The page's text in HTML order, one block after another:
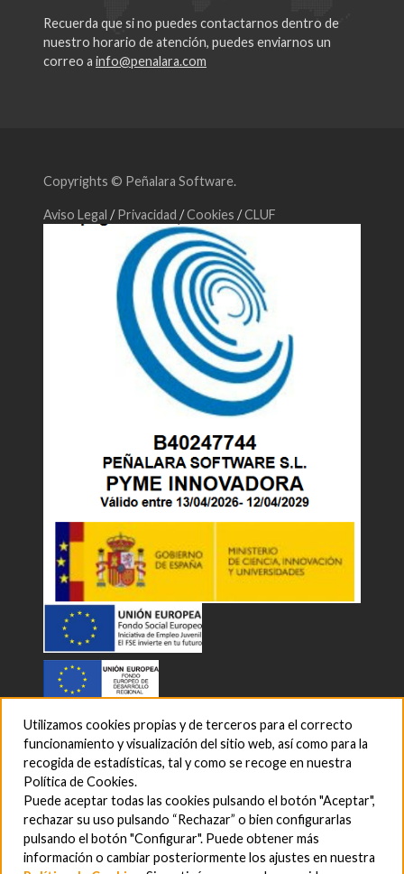
Recuerda que si no puedes contactarnos dentro de
nuestro horario de atención, puedes enviarnos un
correo a info@penalara.com
Copyrights © Peñalara Software.
Aviso Legal /Privacidad /Cookies /CLUF
Utilizamos cookies propias y de terceros para el correcto
funcionamiento y visualización del sitio web, así como para la
recogida de estadísticas, tal y como se recoge en nuestra
Política de Cookies.
Puede aceptar todas las cookies pulsando el botón "Aceptar",
rechazar su uso pulsando “Rechazar” o bien configurarlas
pulsando el botón "Configurar". Puede obtener más
información o cambiar posteriormente los ajustes en nuestra